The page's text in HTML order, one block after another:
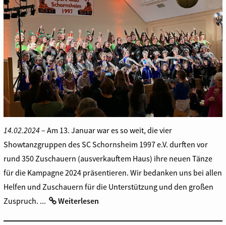
14.02.2024 – Am 13. Januar war es so weit, die vier
Showtanzgruppen des SC Schornsheim 1997 e.V. durften vor
rund 350 Zuschauern (ausverkauftem Haus) ihre neuen Tänze
für die Kampagne 2024 präsentieren. Wir bedanken uns bei allen
Helfen und Zuschauern für die Unterstützung und den großen
Zuspruch. ...
Weiterlesen